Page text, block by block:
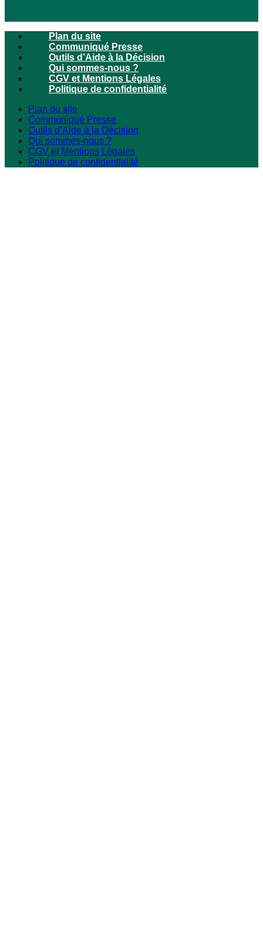
Plan du site
Communiqué Presse
Outils d’Aide à la Décision
Qui sommes-nous ?
CGV et Mentions Légales
Politique de confidentialité
Plan du site
Communiqué Presse
Outils d’Aide à la Décision
Qui sommes-nous ?
CGV et Mentions Légales
Politique de confidentialité